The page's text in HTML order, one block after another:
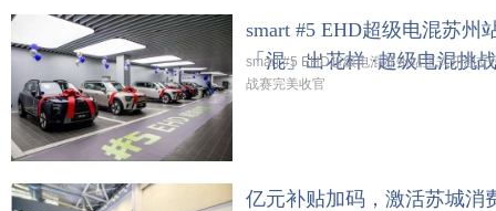
smart #5 EHD超级电混苏州
「混」出花样 ·超级电混挑
smart #5 EHD超级电混苏州站正式开启交
战赛完美收官
亿元补贴加码，激活苏城消